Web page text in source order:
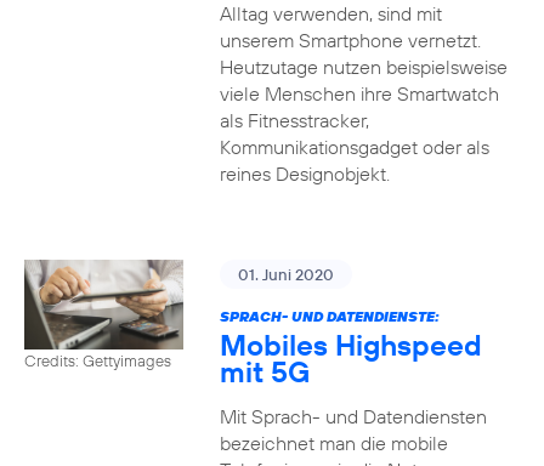
Alltag verwenden, sind mit
unserem Smartphone vernetzt.
Heutzutage nutzen beispielsweise
viele Menschen ihre Smartwatch
als Fitnesstracker,
Kommunikationsgadget oder als
reines Designobjekt.
Credits: Gettyimages
01. Juni 2020
SPRACH- UND DATENDIENSTE:
Mobiles Highspeed
mit 5G
Mit Sprach- und Datendiensten
bezeichnet man die mobile